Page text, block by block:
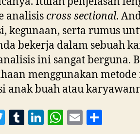
analisis cross sectional.
kegunaan, serta rumus
bekerja dalam sebuah
ini sangat berguna.
menggunakan
anak buah atau
T
T
Li W E